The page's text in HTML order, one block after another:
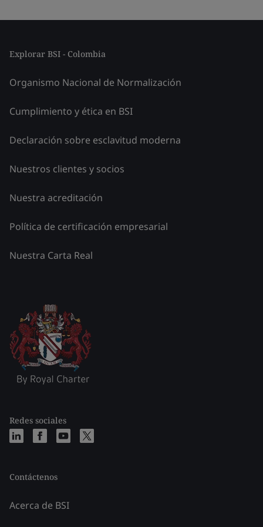
Explorar BSI - Colombia
Organismo Nacional de Normalización
Cumplimiento y ética en BSI
Declaración sobre esclavitud moderna
Nuestros clientes y socios
Nuestra acreditación
Política de certificación empresarial
Nuestra Carta Real
Redes sociales
Contáctenos
Acerca de BSI